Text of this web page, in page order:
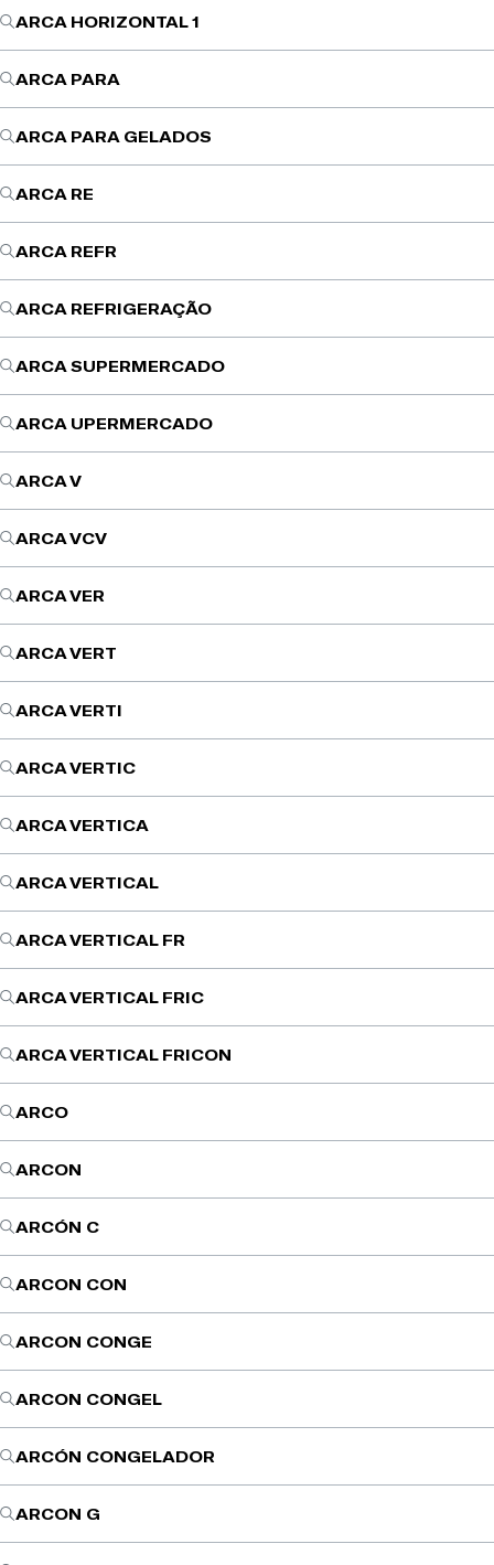
ARCA HORIZONTAL 1
ARCA PARA
ARCA PARA GELADOS
ARCA RE
ARCA REFR
ARCA REFRIGERAÇÃO
ARCA SUPERMERCADO
ARCA UPERMERCADO
ARCA V
ARCA VCV
ARCA VER
ARCA VERT
ARCA VERTI
ARCA VERTIC
ARCA VERTICA
ARCA VERTICAL
ARCA VERTICAL FR
ARCA VERTICAL FRIC
ARCA VERTICAL FRICON
ARCO
ARCON
ARCÓN C
ARCON CON
ARCON CONGE
ARCON CONGEL
ARCÓN CONGELADOR
ARCON G